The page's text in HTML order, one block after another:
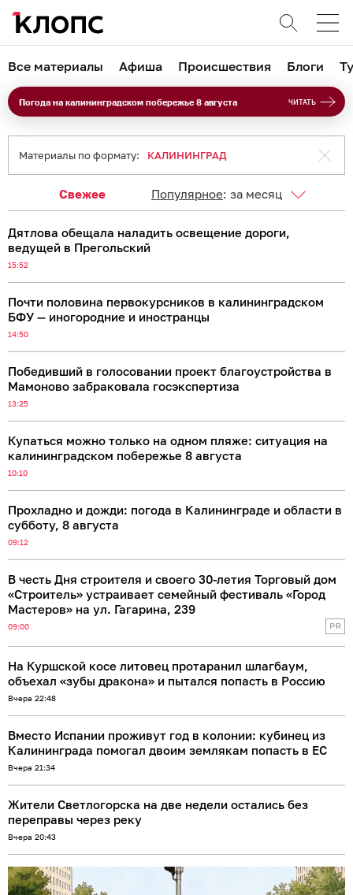
Все материалы Афиша Происшествия Блоги
Погода на калининградском побережье 8 августа ЧИТАТЬ
Материалы по формату: КАЛИНИНГРАД
Свежее Популярное: за месяц
Дятлова обещала наладить освещение дороги,
ведущей в Прегольский
15:52
Почти половина первокурсников в калининградском
БФУ — иногородние и иностранцы
14:50
Победивший в голосовании проект благоустройства в
Мамоново забраковала госэкспертиза
13:25
Купаться можно только на одном пляже: ситуация на
калининградском побережье 8 августа
10:10
Прохладно и дожди: погода в Калининграде и области в
субботу, 8 августа
09:12
В честь Дня строителя и своего 30-летия Торговый дом
«Строитель» устраивает семейный фестиваль «Город
Мастеров» на ул. Гагарина, 239
09:00
На Куршской косе литовец протаранил шлагбаум,
объехал «зубы дракона» и пытался попасть в Россию
Вчера 22:48
Вместо Испании проживут год в колонии: кубинец из
Калининграда помогал двоим землякам попасть в ЕС
Вчера 21:34
Жители Светлогорска на две недели остались без
переправы через реку
Вчера 20:43